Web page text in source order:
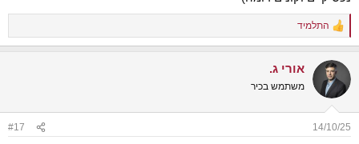
R
e
c
t
i
s
התלמיד
אורי ג.
משתמש בכיר
14/10/25
#17